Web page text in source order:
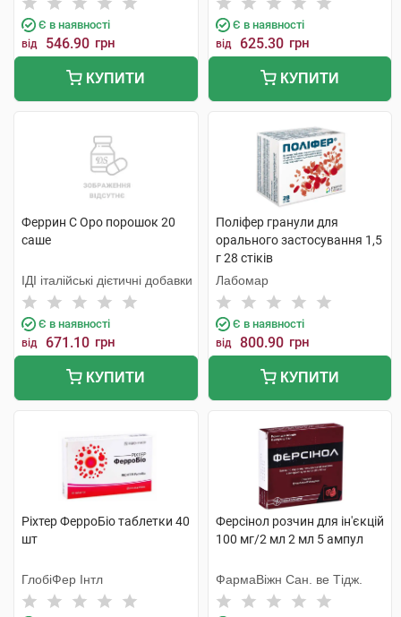
Є в наявності
від 546.90 грн
КУПИТИ
Є в наявності
від 625.30 грн
КУПИТИ
Феррин С Оро порошок 20
саше
ІДІ італійські дієтичні добавки
Є в наявності
від 671.10 грн
КУПИТИ
Поліфер гранули для
орального застосування 1,5
г 28 стіків
Лабомар
Є в наявності
від 800.90 грн
КУПИТИ
Ріхтер ФерроБіо таблетки 40
шт
ГлобіФер Інтл
Ферсінол розчин для ін'єкцій
100 мг/2 мл 2 мл 5 ампул
ФармаВіжн Сан. ве Тідж.